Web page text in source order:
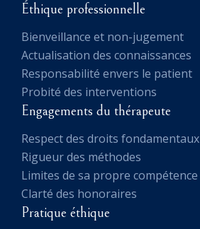
Éthique professionnelle
Bienveillance et non-jugement
Actualisation des connaissances
Responsabilité envers le patient
Probité des interventions
Engagements du thérapeute
Respect des droits fondamentaux
Rigueur des méthodes
Limites de sa propre compétence
Clarté des honoraires
Pratique éthique